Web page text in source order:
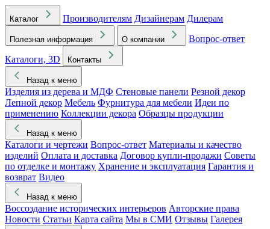
Каталог Производителям Дизайнерам Дилерам
Полезная информация О компании
Вопрос-ответ
Каталоги, 3D
Контакты
Назад к меню
Изделия из дерева и МДФ Стеновые панели Резной декор
Лепной декор Мебель Фурнитура для мебели Идеи по
применению Коллекции декора Образцы продукции
Назад к меню
Каталоги и чертежи Вопрос-ответ Материалы и качество
изделий Оплата и доставка Договор купли-продажи Советы
по отделке и монтажу Хранение и эксплуатация Гарантия и
возврат Видео
Назад к меню
Воссоздание исторических интерьеров Авторские права
Новости Статьи Карта сайта Мы в СМИ Отзывы Галерея